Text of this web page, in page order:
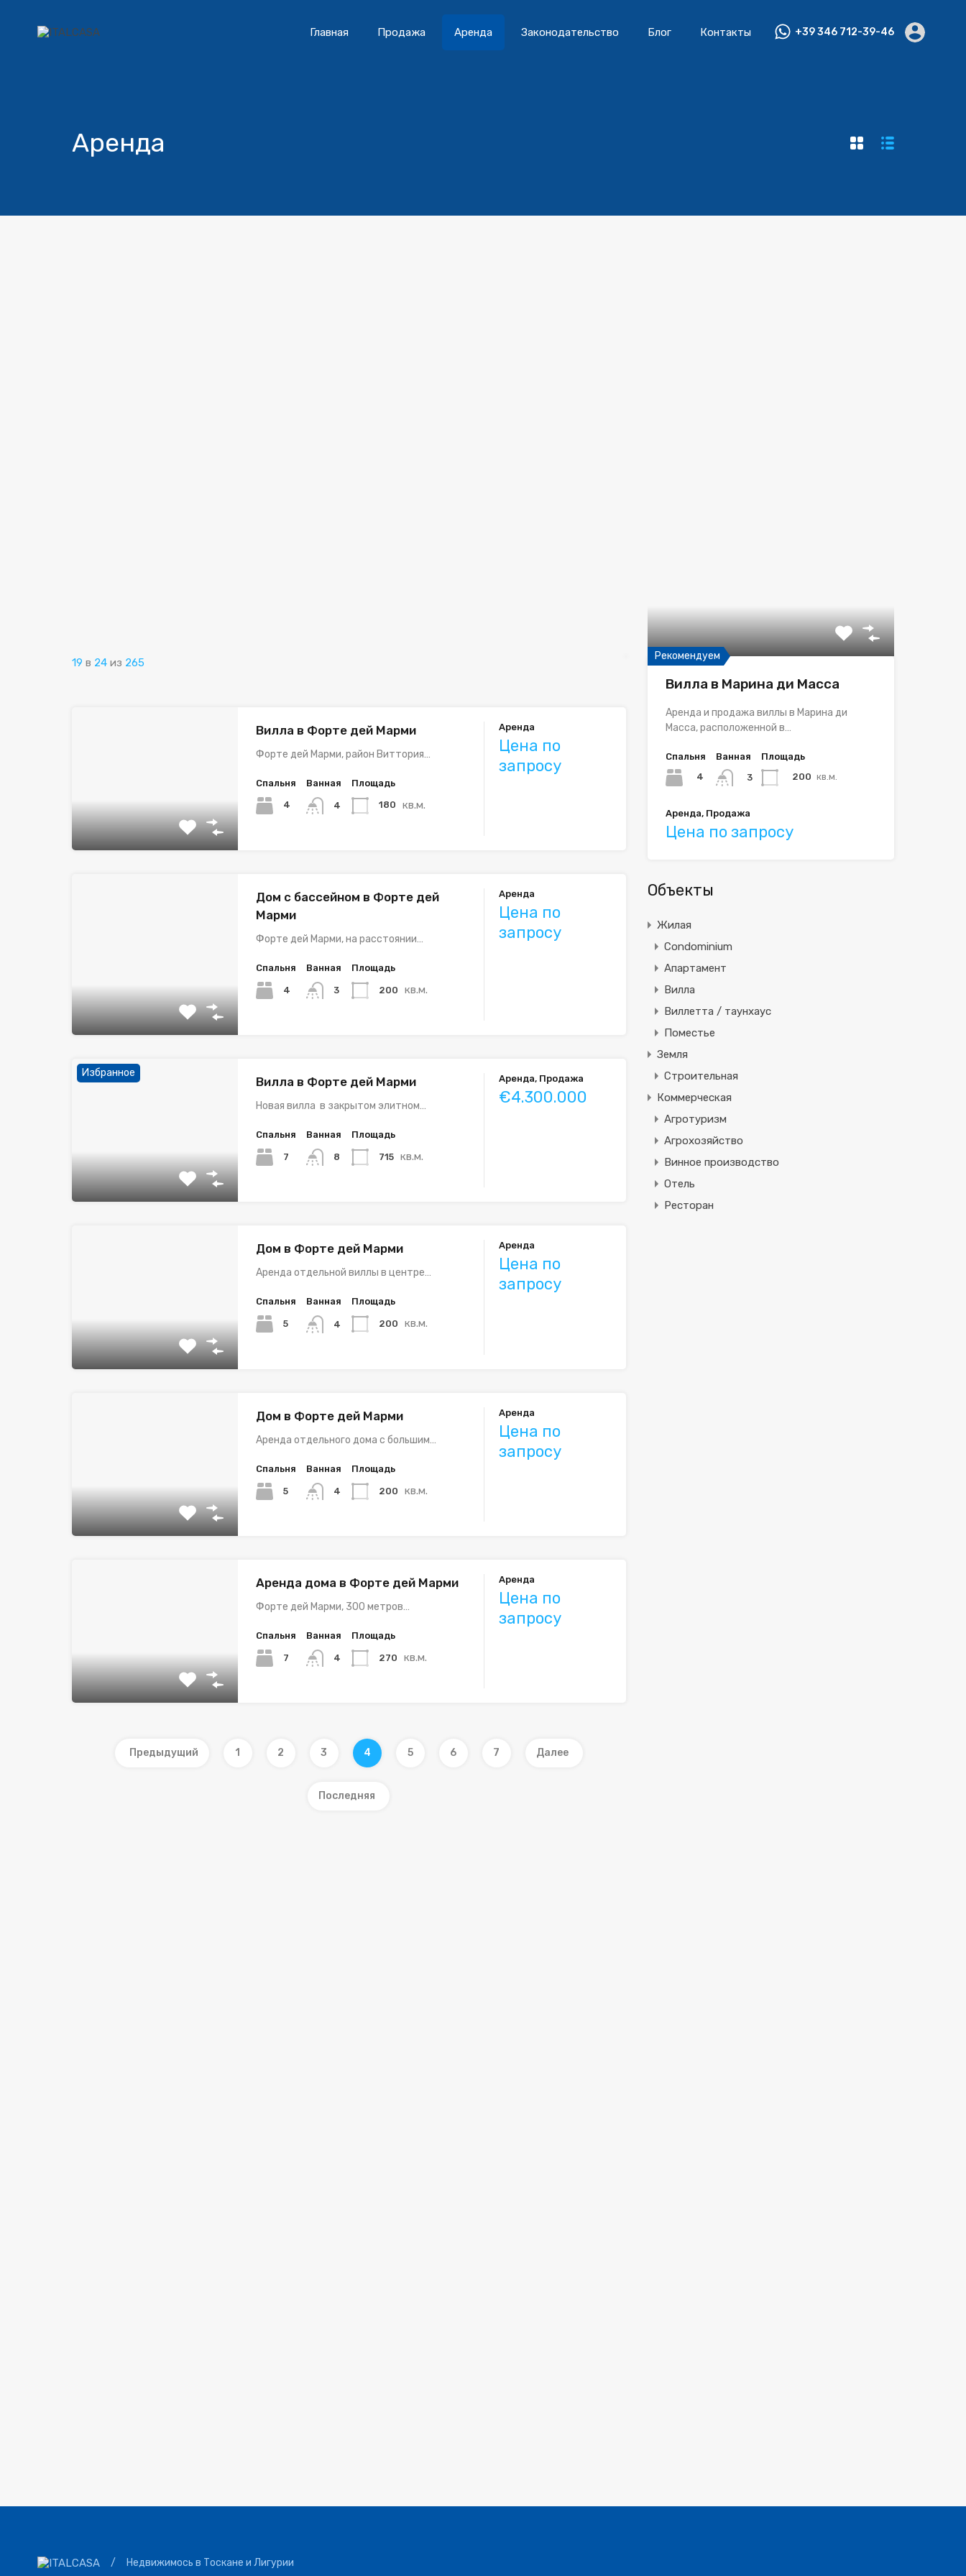
Главная Продажа Аренда Законодательство Блог Контакты +39 346 712-39-46
Аренда
19 в 24 из 265
Вилла в Форте дей Марми
Форте дей Марми, район Виттория…
Спальня
4
Ванная
4
Площадь
180 кв.м.
Аренда
Цена по
запросу
Дом с бассейном в Форте дей
Марми
Форте дей Марми, на расстоянии…
Спальня
4
Ванная
3
Площадь
200 кв.м.
Аренда
Цена по
запросу
Избранное
Вилла в Форте дей Марми
Новая вилла в закрытом элитном…
Спальня
7
Ванная
8
Площадь
715 кв.м.
Аренда, Продажа
€4.300.000
Дом в Форте дей Марми
Аренда отдельной виллы в центре…
Спальня
5
Ванная
4
Площадь
200 кв.м.
Аренда
Цена по
запросу
Дом в Форте дей Марми
Аренда отдельного дома с большим…
Спальня
5
Ванная
4
Площадь
200 кв.м.
Аренда
Цена по
запросу
Аренда дома в Форте дей Марми
Форте дей Марми, 300 метров…
Спальня
7
Ванная
4
Площадь
270 кв.м.
Аренда
Цена по
запросу
Предыдущий 1 2 3 4 5 6 7 Далее
Последняя
Рекомендуем
Вилла в Марина ди Масса
Аренда и продажа виллы в Марина ди
Масса, расположенной в…
Спальня
4
Ванная
3
Площадь
200 кв.м.
Аренда, Продажа
Цена по запросу
Объекты
Жилая
Condominium
Апартамент
Вилла
Виллетта / таунхаус
Поместье
Земля
Строительная
Коммерческая
Агротуризм
Агрохозяйство
Винное производство
Отель
Ресторан
/ Недвижимось в Тоскане и Лигурии